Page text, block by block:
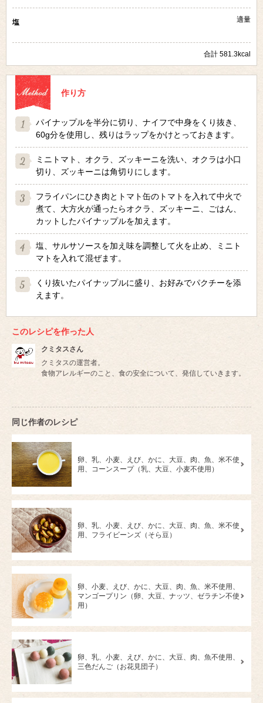
塩 適量
合計 581.3kcal
作り方
パイナップルを半分に切り、ナイフで中身をくり抜き、
60g分を使用し、残りはラップをかけとっておきます。
ミニトマト、オクラ、ズッキーニを洗い、オクラは小口
切り、ズッキーニは角切りにします。
フライパンにひき肉とトマト缶のトマトを入れて中火で
煮て、大方火が通ったらオクラ、ズッキーニ、ごはん、
カットしたパイナップルを加えます。
塩、サルサソースを加え味を調整して火を止め、ミニト
マトを入れて混ぜます。
くり抜いたパイナップルに盛り、お好みでパクチーを添
えます。
このレシピを作った人
クミタスさん
クミタスの運営者。
食物アレルギーのこと、食の安全について、発信していきます。
同じ作者のレシピ
卵、乳、小麦、えび、かに、大豆、肉、魚、米不使
用、コーンスープ（乳、大豆、小麦不使用）
卵、乳、小麦、えび、かに、大豆、肉、魚、米不使
用、フライビーンズ（そら豆）
卵、小麦、えび、かに、大豆、肉、魚、米不使用、
マンゴープリン（卵、大豆、ナッツ、ゼラチン不使
用）
卵、乳、小麦、えび、かに、大豆、肉、魚不使用、
三色だんご（お花見団子）